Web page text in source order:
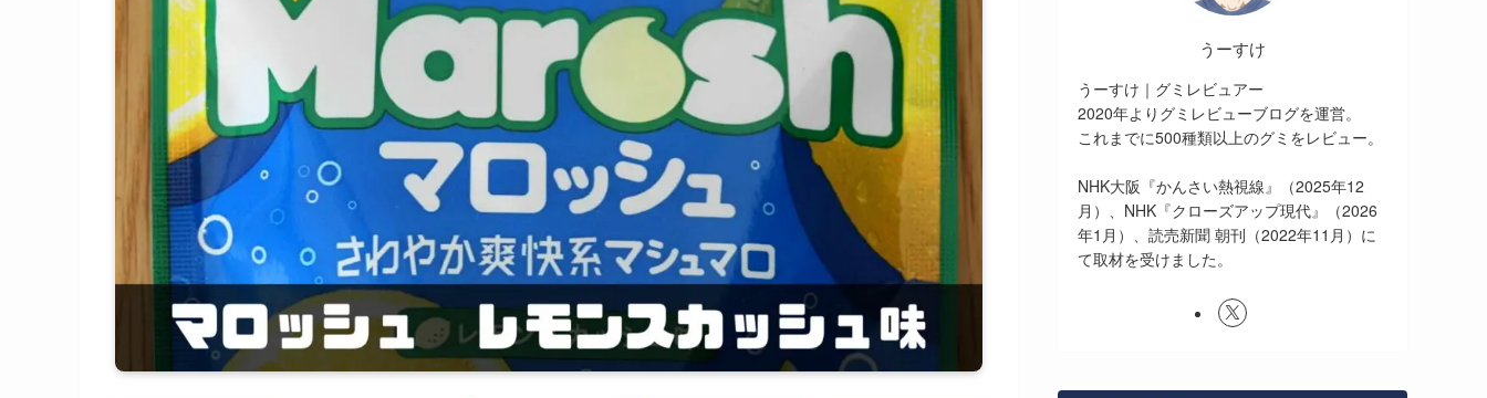
うーすけ
うーすけ｜グミレビュアー
2020年よりグミレビューブログを運営。
これまでに500種類以上のグミをレビュー。
NHK大阪『かんさい熱視線』（2025年12
月）、NHK『クローズアップ現代』（2026
年1月）、読売新聞 朝刊（2022年11月）に
て取材を受けました。